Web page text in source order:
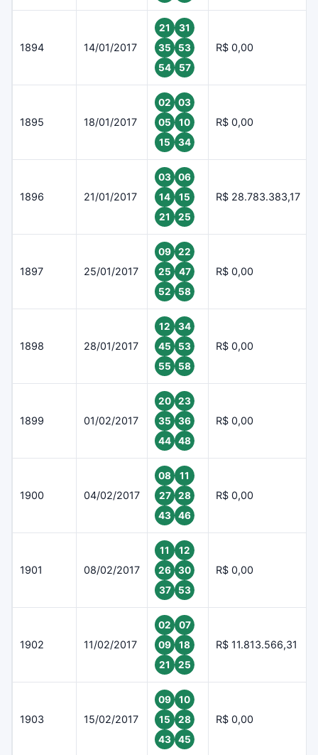
1894 14/01/2017
21
31
35
53
54
57
R$ 0,00
1895 18/01/2017
02
03
05
10
15
34
R$ 0,00
1896 21/01/2017
03
06
14
15
21
25
R$ 28.783.383,17
1897 25/01/2017
09
22
25
47
52
58
R$ 0,00
1898 28/01/2017
12
34
45
53
55
58
R$ 0,00
1899 01/02/2017
20
23
35
36
44
48
R$ 0,00
1900 04/02/2017
08
11
27
28
43
46
R$ 0,00
1901 08/02/2017
11
12
26
30
37
53
R$ 0,00
1902 11/02/2017
02
07
09
18
21
25
R$ 11.813.566,31
1903 15/02/2017
09
10
15
28
43
45
R$ 0,00